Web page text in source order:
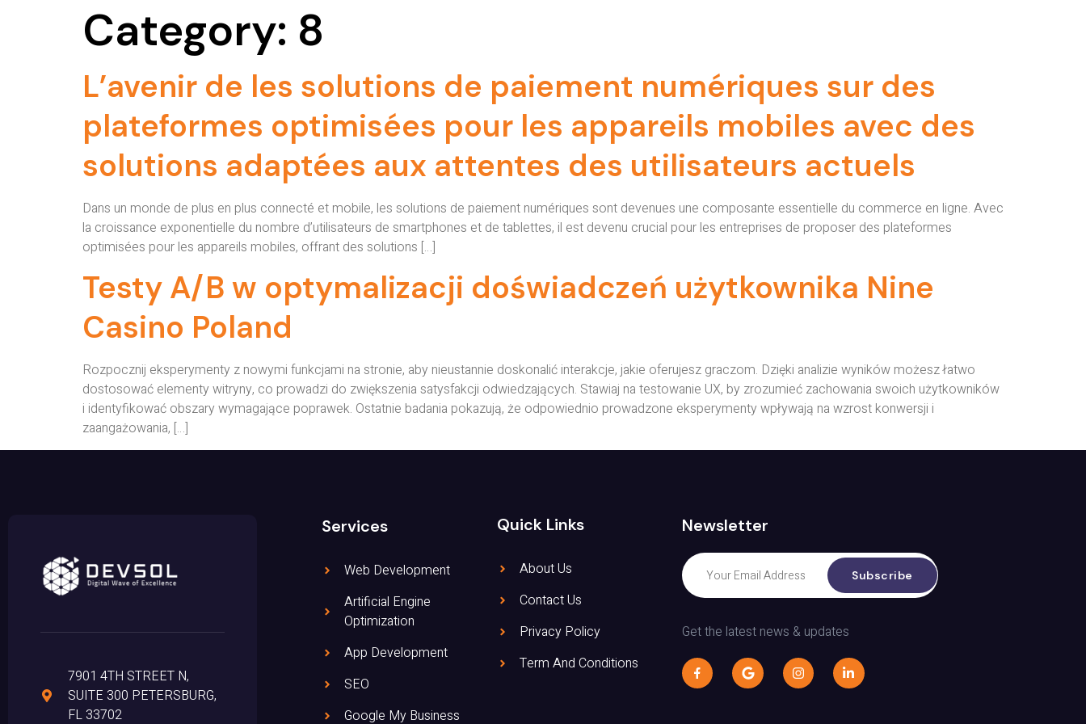
Category: 8
L’avenir de les solutions de paiement numériques sur des
plateformes optimisées pour les appareils mobiles avec des
solutions adaptées aux attentes des utilisateurs actuels
Dans un monde de plus en plus connecté et mobile, les solutions de paiement numériques sont devenues une composante essentielle du commerce en ligne. Avec
la croissance exponentielle du nombre d’utilisateurs de smartphones et de tablettes, il est devenu crucial pour les entreprises de proposer des plateformes
optimisées pour les appareils mobiles, offrant des solutions […]
Testy A/B w optymalizacji doświadczeń użytkownika Nine
Casino Poland
Rozpocznij eksperymenty z nowymi funkcjami na stronie, aby nieustannie doskonalić interakcje, jakie oferujesz graczom. Dzięki analizie wyników możesz łatwo
dostosować elementy witryny, co prowadzi do zwiększenia satysfakcji odwiedzających. Stawiaj na testowanie UX, by zrozumieć zachowania swoich użytkowników
i identyfikować obszary wymagające poprawek. Ostatnie badania pokazują, że odpowiednio prowadzone eksperymenty wpływają na wzrost konwersji i
zaangażowania, […]
7901 4TH STREET N,
SUITE 300 PETERSBURG,
FL 33702
Services
Web Development
Artificial Engine
Optimization
App Development
SEO
Google My Business
Quick Links
About Us
Contact Us
Privacy Policy
Term And Conditions
Newsletter
Subscribe
Get the latest news & updates